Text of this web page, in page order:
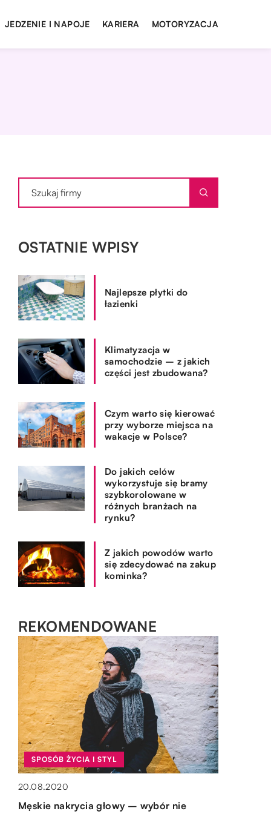
JEDZENIE I NAPOJE KARIERA MOTORYZACJA
OSTATNIE WPISY
Najlepsze płytki do
łazienki
Klimatyzacja w
samochodzie – z jakich
części jest zbudowana?
Czym warto się kierować
przy wyborze miejsca na
wakacje w Polsce?
Do jakich celów
wykorzystuje się bramy
szybkorolowane w
różnych branżach na
rynku?
Z jakich powodów warto
się zdecydować na zakup
kominka?
REKOMENDOWANE
OGRÓD I DOM
SPOSÓB ŻYCIA I STYL
20.08.2020
Męskie nakrycia głowy – wybór nie
TECHNIKA I MOTORYZACJA
06.05.2021
Jakie znaczenie w układzie hamulcowym
OGRÓD I DOM
12.12.2022
Czym się wyróżniają zlewy gospodarcze?